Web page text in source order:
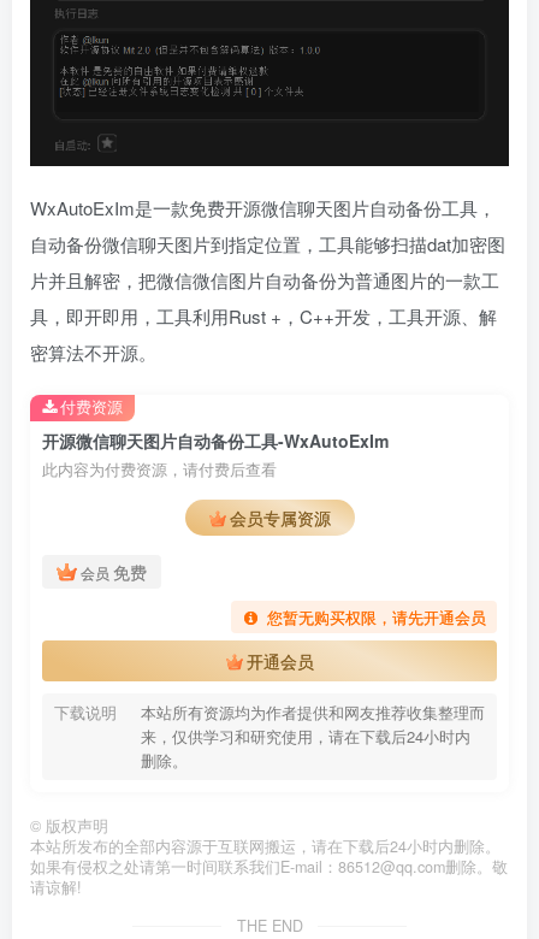
WxAutoExIm是一款免费开源微信聊天图片自动备份工具，
自动备份微信聊天图片到指定位置，工具能够扫描dat加密图
片并且解密，把微信微信图片自动备份为普通图片的一款工
具，即开即用，工具利用Rust +，C++开发，工具开源、解
密算法不开源。
开源微信聊天图片自动备份工具-WxAutoExIm
此内容为付费资源，请付费后查看
会员专属资源
会员 免费
您暂无购买权限，请先开通会员
开通会员
下载说明
本站所有资源均为作者提供和网友推荐收集整理而
来，仅供学习和研究使用，请在下载后24小时内
删除。
付费资源
© 版权声明
本站所发布的全部内容源于互联网搬运，请在下载后24小时内删除。
如果有侵权之处请第一时间联系我们E-mail：86512@qq.com删除。敬
请谅解!
THE END